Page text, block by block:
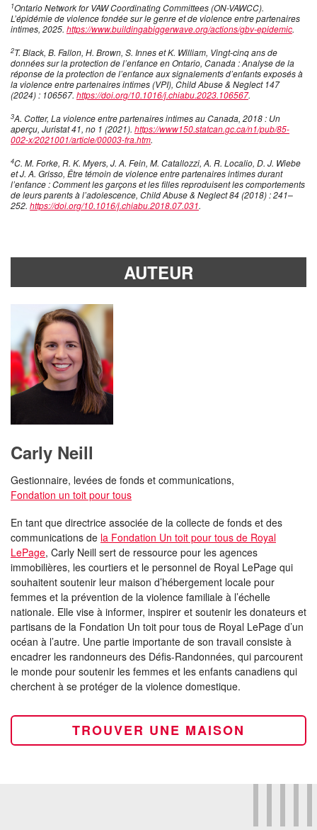
1Ontario Network for VAW Coordinating Committees (ON-VAWCC).
L’épidémie de violence fondée sur le genre et de violence entre partenaires
intimes, 2025. https://www.buildingabiggerwave.org/actions/gbv-epidemic.
2T. Black, B. Fallon, H. Brown, S. Innes et K. William, Vingt-cinq ans de
données sur la protection de l’enfance en Ontario, Canada : Analyse de la
réponse de la protection de l’enfance aux signalements d’enfants exposés à
la violence entre partenaires intimes (VPI), Child Abuse & Neglect 147
(2024) : 106567. https://doi.org/10.1016/j.chiabu.2023.106567.
3A. Cotter, La violence entre partenaires intimes au Canada, 2018 : Un
aperçu, Juristat 41, no 1 (2021). https://www150.statcan.gc.ca/n1/pub/85-
002-x/2021001/article/00003-fra.htm.
4C. M. Forke, R. K. Myers, J. A. Fein, M. Catallozzi, A. R. Localio, D. J. Wiebe
et J. A. Grisso, Être témoin de violence entre partenaires intimes durant
l’enfance : Comment les garçons et les filles reproduisent les comportements
de leurs parents à l’adolescence, Child Abuse & Neglect 84 (2018) : 241–
252. https://doi.org/10.1016/j.chiabu.2018.07.031.
AUTEUR
Carly Neill
Gestionnaire, levées de fonds et communications,
Fondation un toit pour tous
En tant que directrice associée de la collecte de fonds et des
communications de la Fondation Un toit pour tous de Royal
LePage, Carly Neill sert de ressource pour les agences
immobilières, les courtiers et le personnel de Royal LePage qui
souhaitent soutenir leur maison d’hébergement locale pour
femmes et la prévention de la violence familiale à l’échelle
nationale. Elle vise à informer, inspirer et soutenir les donateurs et
partisans de la Fondation Un toit pour tous de Royal LePage d’un
océan à l’autre. Une partie importante de son travail consiste à
encadrer les randonneurs des Défis-Randonnées, qui parcourent
le monde pour soutenir les femmes et les enfants canadiens qui
cherchent à se protéger de la violence domestique.
TROUVER UNE MAISON